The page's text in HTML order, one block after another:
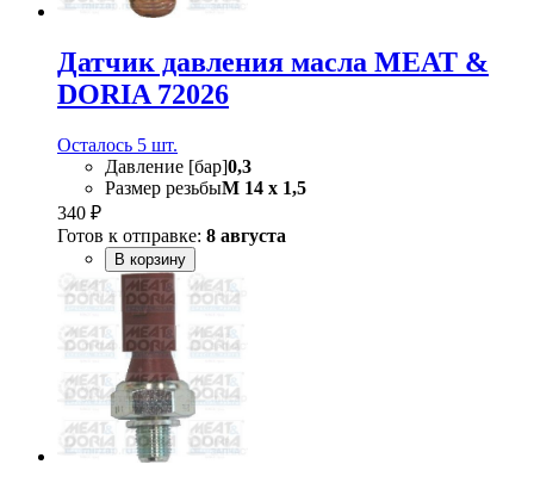
Датчик давления масла MEAT &
DORIA 72026
Осталось 5 шт.
Давление [бар]0,3
Размер резьбыM 14 x 1,5
340 ₽
Готов к отправке: 8 августа
В корзину